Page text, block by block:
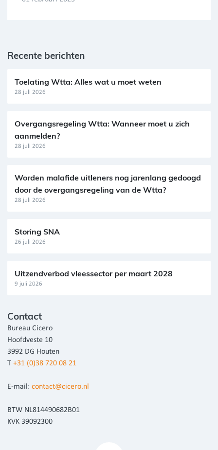
Recente berichten
Toelating Wtta: Alles wat u moet weten
28 juli 2026
Overgangsregeling Wtta: Wanneer moet u zich
aanmelden?
28 juli 2026
Worden malafide uitleners nog jarenlang gedoogd
door de overgangsregeling van de Wtta?
28 juli 2026
Storing SNA
26 juli 2026
Uitzendverbod vleessector per maart 2028
9 juli 2026
Contact
Bureau Cicero
Hoofdveste 10
3992 DG Houten
T +31 (0)38 720 08 21
E-mail: contact@cicero.nl
BTW NL814490682B01
KVK 39092300